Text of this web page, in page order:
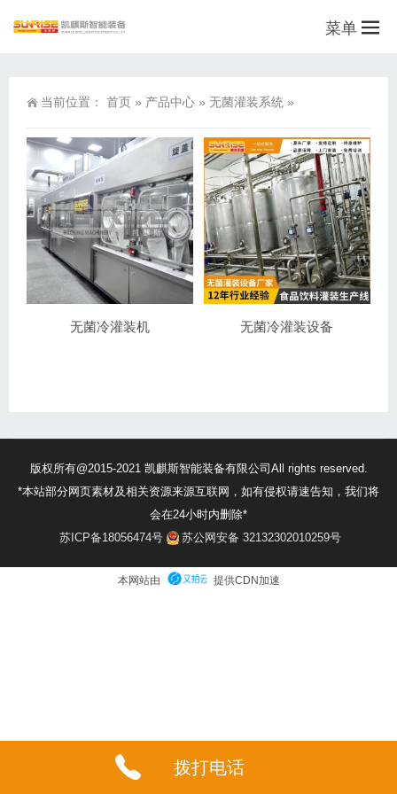
菜单
当前位置： 首页 » 产品中心 » 无菌灌装系统 »
无菌冷灌装机 无菌冷灌装设备
版权所有@2015-2021 凯麒斯智能装备有限公司All rights reserved.
*本站部分网页素材及相关资源来源互联网，如有侵权请速告知，我们将
会在24小时内删除*
苏ICP备18056474号
苏公网安备 32132302010259号
本网站由 提供CDN加速
拨打电话